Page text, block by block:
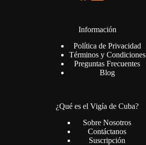
Información
Política de Privacidad
Términos y Condiciones
Preguntas Frecuentes
Blog
¿Qué es el Vigía de Cuba?
Sobre Nosotros
Contáctanos
Suscripción